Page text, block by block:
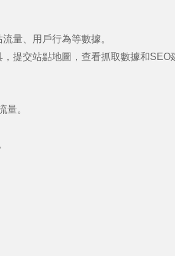
量、用戶行為等數據。
提交站點地圖，查看抓取數據和SEO
量。